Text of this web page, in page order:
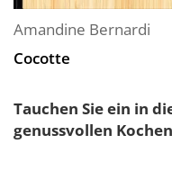
Amandine Bernardi
Cocotte
Tauchen Sie ein in
genussvollen